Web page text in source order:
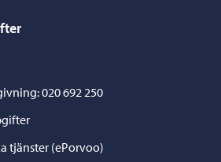
020 692 250
tjänster (ePorvoo)